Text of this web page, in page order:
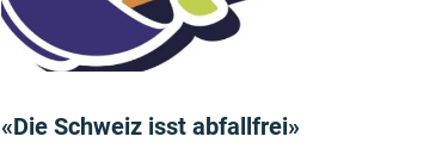
«Die Schweiz isst abfallfrei»